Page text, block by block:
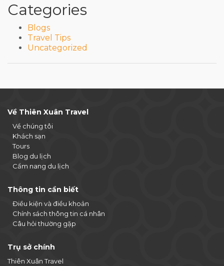
Categories
Blogs
Travel Tips
Uncategorized
Về Thiên Xuân Travel
Về chúng tôi
Khách sạn
Tours
Blog du lịch
Cẩm nang du lịch
Thông tin cần biết
Điều kiện và điều khoản
Chính sách thông tin cá nhân
Câu hỏi thường gặp
Trụ sở chính
Thiên Xuân Travel